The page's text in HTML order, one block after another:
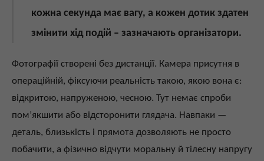
кожна секунда має вагу, а кожен дотик здатен
змінити хід подій – зазначають організатори.
Фотографії створені без дистанції. Камера присутня в
операційній, фіксуючи реальність такою, якою вона є:
відкритою, напруженою, чесною. Тут немає спроби
пом’якшити або відсторонити глядача. Навпаки —
деталь, близькість і прямота дозволяють не просто
побачити, а фізично відчути моральну й тілесну напругу